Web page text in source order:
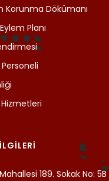
Korunma Dökümanı
Planı
Personeli
189. Sokak No: